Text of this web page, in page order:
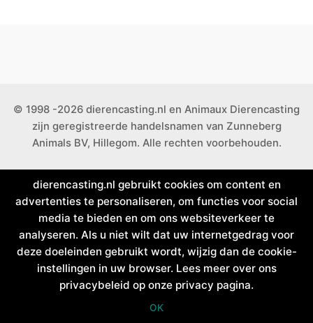
© 1998 -2026 dierencasting.nl en Animaux Dierencasting
zijn geregistreerde handelsnamen van Zunneberg
Animals BV, Hillegom. Alle rechten voorbehouden.
dierencasting.nl gebruikt cookies om content en
advertenties te personaliseren, om functies voor social
media te bieden en om ons websiteverkeer te
analyseren. Als u niet wilt dat uw internetgedrag voor
deze doeleinden gebruikt wordt, wijzig dan de cookie-
instellingen in uw browser. Lees meer over ons
privacybeleid op onze privacy pagina.
OK